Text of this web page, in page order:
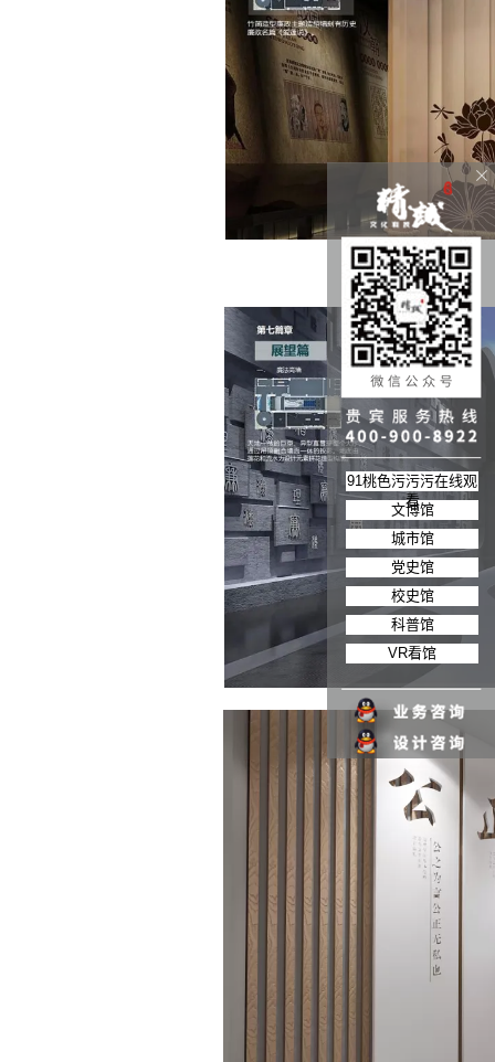
91桃色污污污在线观
看
文博馆
城市馆
党史馆
校史馆
科普馆
VR看馆